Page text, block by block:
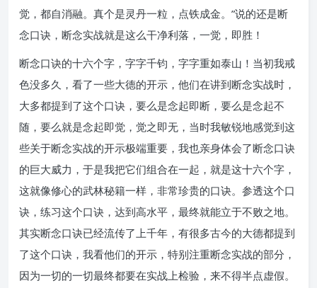
觉，都自消融。真个是灵丹一粒，点铁成金。”说的还是断
念口诀，断念实战就是这么干净利落，一觉，即胜！
断念口诀的十六个字，字字千钧，字字重如泰山！当初我戒
色没多久，看了一些大德的开示，他们在讲到断念实战时，
大多都提到了这个口诀，要么是念起即断，要么是念起不
随，要么就是念起即觉，觉之即无，当时我敏锐地感觉到这
些关于断念实战的开示极端重要，我也亲身体会了断念口诀
的巨大威力，于是我把它们组合在一起，就是这十六个字，
这就像修心的武林秘籍一样，非常珍贵的口诀。参透这个口
诀，练习这个口诀，达到高水平，最终就能立于不败之地。
其实断念口诀已经流传了上千年，有很多古今的大德都提到
了这个口诀，我看他们的开示，特别注重断念实战的部分，
因为一切的一切最终都要在实战上检验，来不得半点虚假。